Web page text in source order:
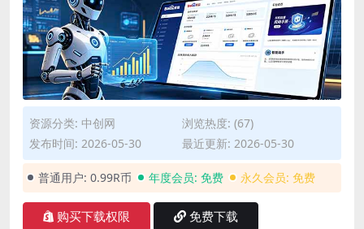
资源分类: 中创网
浏览热度: (67)
发布时间: 2026-05-30
最近更新: 2026-05-30
普通用户: 0.99R币 年度会员: 免费 永久会员: 免费
购买下载权限 免费下载